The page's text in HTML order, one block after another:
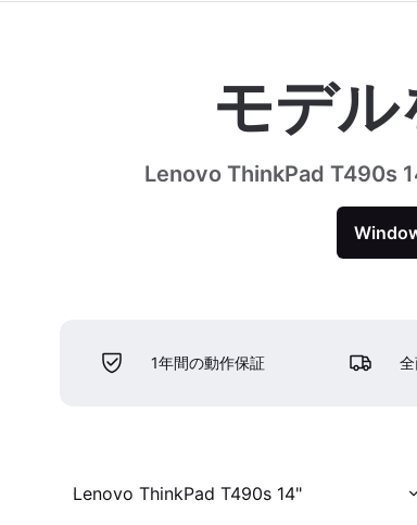
モデル
Lenovo ThinkPad T490s
1年間の動作保証
Lenovo ThinkPad T490s 14"